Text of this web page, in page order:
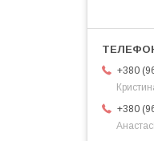
+380
+380